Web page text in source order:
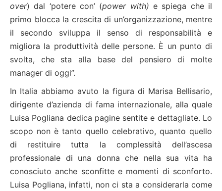
over) dal ‘potere con’ (power with)e spiega che il
primo blocca la crescita di un’organizzazione, mentre
il secondo sviluppa il senso di responsabilità e
migliora la produttività delle persone. È un punto di
svolta, che sta alla base del pensiero di molte
manager di oggi”.
In Italia abbiamo avuto la figura di Marisa Bellisario,
dirigente d’azienda di fama internazionale, alla quale
Luisa Pogliana dedica pagine sentite e dettagliate. Lo
scopo non è tanto quello celebrativo, quanto quello
di restituire tutta la complessità dell’ascesa
professionale di una donna che nella sua vita ha
conosciuto anche sconfitte e momenti di sconforto.
Luisa Pogliana, infatti, non ci sta a considerarla come